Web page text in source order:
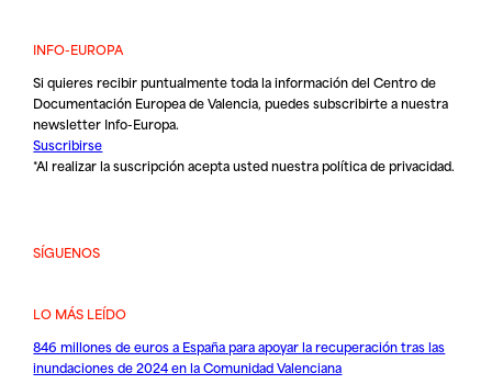
INFO-EUROPA
Si quieres recibir puntualmente toda la información del Centro de
Documentación Europea de Valencia, puedes subscribirte a nuestra
newsletter Info-Europa.
Suscribirse
*Al realizar la suscripción acepta usted nuestrapolítica de privacidad.
SÍGUENOS
LO MÁS LEÍDO
846 millones de euros a España para apoyar la recuperación tras las
inundaciones de 2024 en la Comunidad Valenciana